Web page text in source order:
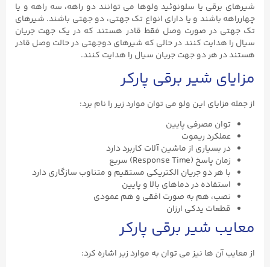
شیرهای برقی یا سلونوئید ولوها می توانند دو راهه، سه راهه و یا
چهارراهه باشند و یا دارای انواع تک جهتی، دو جهتی باشند. شیرهای
تک جهتی در صورت وصل فقط قادر هستند که در یک جهت جریان
سیال را هدایت کنند در حالی که شیرهای دوجهتی در حالت وصل قادر
هستند در هر دو جهت جریان سیال را هدایت کنند.
مزایای شیر برقی پارکر
از جمله مزایای این ولو می توان موارد زیر را نام برد:
توان مصرفی پایین
عملکرد ریموت
در بسیاری از ماشین آلات کاربرد دارد
زمان پاسخ (Response Time) سریع
با هر دو جریان الکتریکی مستقیم و متناوب سازگاری دارد
استفاده در دماهای بالا و پایین
نصب، هم به صورت افقی و هم عمودی
قطعات یدکی ارزان
معایب شیر برقی پارکر
از معایب آن ها نیز می توان به موارد زیر اشاره کرد: